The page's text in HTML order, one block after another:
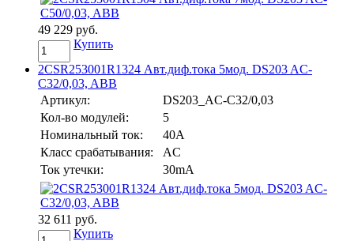
49 229 руб.
Купить
2CSR253001R1324 Авт.диф.тока 5мод. DS203 AC-
C32/0,03, ABB
Артикул:
DS203_AC-C32/0,03
Кол-во модулей:
5
Номинальный ток:
40A
Класс срабатывания:
AC
Ток утечки:
30mA
32 611 руб.
Купить